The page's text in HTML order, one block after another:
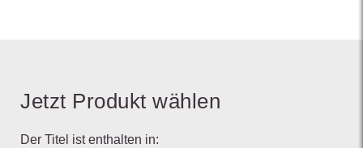
Jetzt Produkt wählen
Der Titel ist enthalten in: